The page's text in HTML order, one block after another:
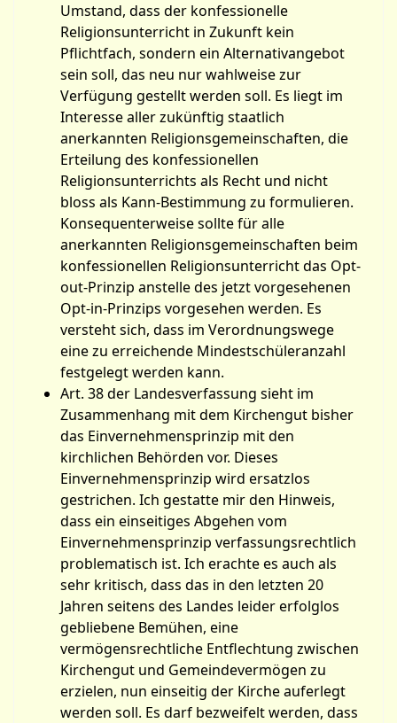
Umstand, dass der konfessionelle
Religionsunterricht in Zukunft kein
Pflichtfach, sondern ein Alternativangebot
sein soll, das neu nur wahlweise zur
Verfügung gestellt werden soll. Es liegt im
Interesse aller zukünftig staatlich
anerkannten Religionsgemeinschaften, die
Erteilung des konfessionellen
Religionsunterrichts als Recht und nicht
bloss als Kann-Bestimmung zu formulieren.
Konsequenterweise sollte für alle
anerkannten Religionsgemeinschaften beim
konfessionellen Religionsunterricht das Opt-
out-Prinzip anstelle des jetzt vorgesehenen
Opt-in-Prinzips vorgesehen werden. Es
versteht sich, dass im Verordnungswege
eine zu erreichende Mindestschüleranzahl
festgelegt werden kann.
Art. 38 der Landesverfassung sieht im
Zusammenhang mit dem Kirchengut bisher
das Einvernehmensprinzip mit den
kirchlichen Behörden vor. Dieses
Einvernehmensprinzip wird ersatzlos
gestrichen. Ich gestatte mir den Hinweis,
dass ein einseitiges Abgehen vom
Einvernehmensprinzip verfassungsrechtlich
problematisch ist. Ich erachte es auch als
sehr kritisch, dass das in den letzten 20
Jahren seitens des Landes leider erfolglos
gebliebene Bemühen, eine
vermögensrechtliche Entflechtung zwischen
Kirchengut und Gemeindevermögen zu
erzielen, nun einseitig der Kirche auferlegt
werden soll. Es darf bezweifelt werden, dass